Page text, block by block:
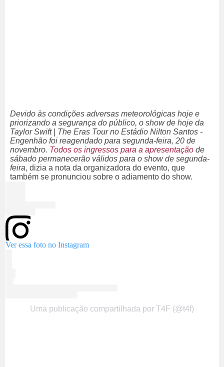
Devido às condições adversas meteorológicas hoje e
priorizando a segurança do público, o show de hoje da
Taylor Swift | The Eras Tour no Estádio Nilton Santos -
Engenhão foi reagendado para segunda-feira, 20 de
novembro. Todos os ingressos para a apresentação de
sábado permanecerão válidos para o show de segunda-
feira, dizia a nota da organizadora do evento, que
também se pronunciou sobre o adiamento do show.
Ver essa foto no Instagram
Uma publicação compartilhada por T4F (@t4f)